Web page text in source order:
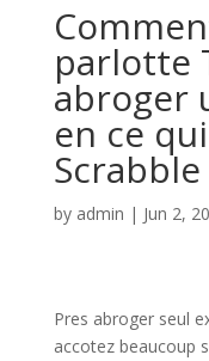
parlotte
abroger
en ce
Scrabble
by admin | Jun 2,
Pres abroger seul
accotez beaucoup